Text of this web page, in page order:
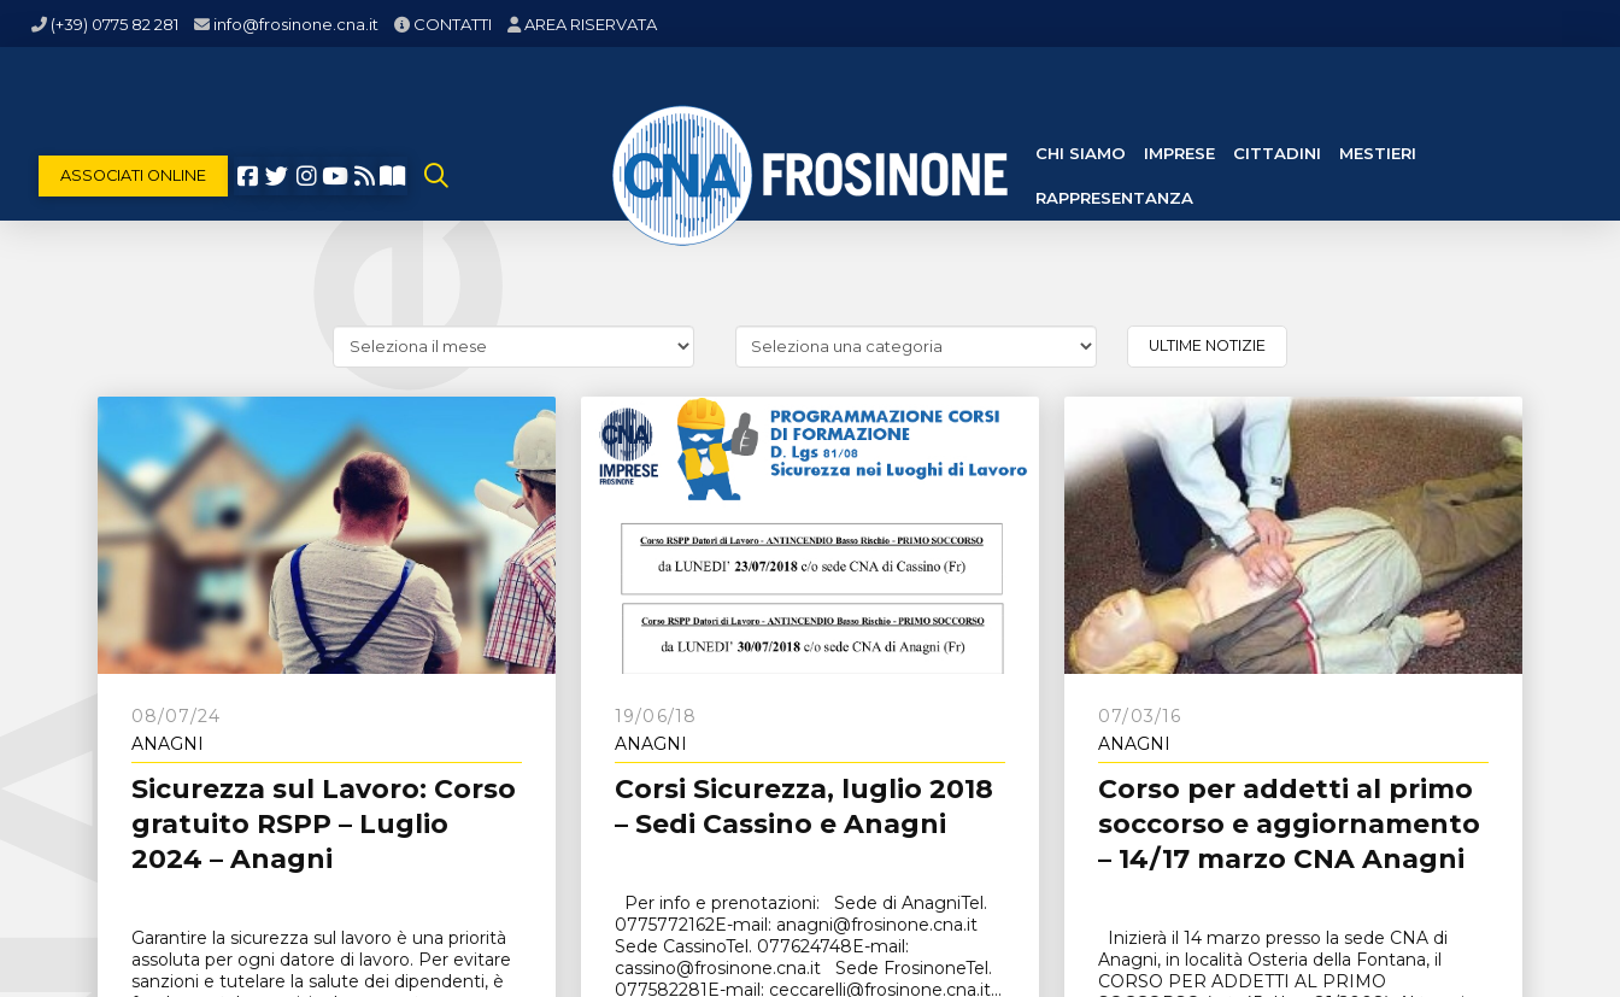
(+39) 0775 82 281 info@frosinone.cna.it CONTATTI AREA RISERVATA
ASSOCIATI ONLINE
CHI SIAMO IMPRESE CITTADINI MESTIERI
RAPPRESENTANZA
ULTIME NOTIZIE
08/07/24
ANAGNI
Sicurezza sul Lavoro: Corso
gratuito RSPP – Luglio
2024 – Anagni
Garantire la sicurezza sul lavoro è una priorità
assoluta per ogni datore di lavoro. Per evitare
sanzioni e tutelare la salute dei dipendenti, è
19/06/18
ANAGNI
Corsi Sicurezza, luglio 2018
– Sedi Cassino e Anagni
Per info e prenotazioni: Sede di AnagniTel.
0775772162E-mail: anagni@frosinone.cna.it
Sede CassinoTel. 077624748E-mail:
cassino@frosinone.cna.it Sede FrosinoneTel.
077582281E-mail: ceccarelli@frosinone.cna.it...
07/03/16
ANAGNI
Corso per addetti al primo
soccorso e aggiornamento
– 14/17 marzo CNA Anagni
Inizierà il 14 marzo presso la sede CNA di
Anagni, in località Osteria della Fontana, il
CORSO PER ADDETTI AL PRIMO